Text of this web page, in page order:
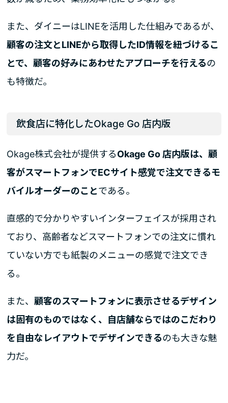
また、ダイニーはLINEを活用した仕組みであるが、
顧客の注文とLINEから取得したID情報を紐づけるこ
とで、顧客の好みにあわせたアプローチを行えるの
も特徴だ。
飲食店に特化したOkage Go 店内版
Okage株式会社が提供するOkage Go 店内版は、顧
客がスマートフォンでECサイト感覚で注文できるモ
バイルオーダーのことである。
直感的で分かりやすいインターフェイスが採用され
ており、高齢者などスマートフォンでの注文に慣れ
ていない方でも紙製のメニューの感覚で注文でき
る。
また、 顧客のスマートフォンに表示させるデザイン
は固有のものではなく、自店舗ならではのこだわり
を自由なレイアウトでデザインできるのも大きな魅
力だ。